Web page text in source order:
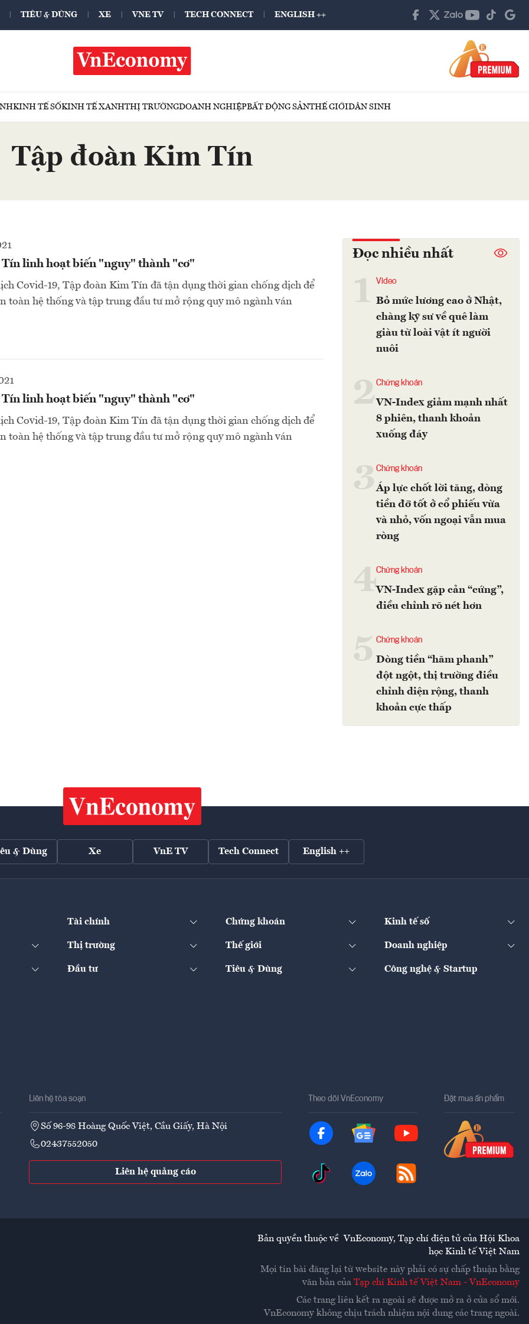
TIÊU & DÙNG XE VNE TV TECH CONNECT ENGLISH ++
KINH TẾ SỐKINH TẾ XANHTHỊ TRƯỜNGDOANH NGHIỆPBẤT ĐỘNG SẢNTHẾ GIỚIDÂN SINH
Tập đoàn Kim Tín
linh hoạt biến "nguy" thành "cơ"
Covid-19, Tập đoàn Kim Tín đã tận dụng thời gian chống dịch để
toàn hệ thống và tập trung đầu tư mở rộng quy mô ngành ván
linh hoạt biến "nguy" thành "cơ"
Covid-19, Tập đoàn Kim Tín đã tận dụng thời gian chống dịch để
toàn hệ thống và tập trung đầu tư mở rộng quy mô ngành ván
Đọc nhiều nhất
Video
Bỏ mức lương cao ở Nhật,
chàng kỹ sư về quê làm
giàu từ loài vật ít người
nuôi
2Chứng khoán
VN-Index giảm mạnh nhất
8 phiên, thanh khoản
xuống đáy
Chứng khoán
Áp lực chốt lời tăng, dòng
tiền đỡ tốt ở cổ phiếu vừa
và nhỏ, vốn ngoại vẫn mua
ròng
4Chứng khoán
VN-Index gặp cản “cứng”,
điều chỉnh rõ nét hơn
Chứng khoán
Dòng tiền “hãm phanh”
đột ngột, thị trường điều
chỉnh diện rộng, thanh
khoản cực thấp
& Dùng Xe VnE TV Tech Connect English ++
Tài chính Chứng khoán Kinh tế số
Thị trường Thế giới Doanh nghiệp
Đầu tư Tiêu & Dùng Công nghệ & Startup
Liên hệ tòa soạn
Số 96-98 Hoàng Quốc Việt, Cầu Giấy, Hà Nội
02437552050
Liên hệ quảng cáo
Theo dõi VnEconomy Đặt mua ấn phẩm
Bản quyền thuộc về VnEconomy, Tạp chí điện tử của Hội Khoa
học Kinh tế Việt Nam
Mọi tin bài đăng lại từ website này phải có sự chấp thuận bằng
văn bản của Tạp chí Kinh tế Việt Nam - VnEconomy
Các trang liên kết ra ngoài sẽ được mở ra ở cửa sổ mới.
VnEconomy không chịu trách nhiệm nội dung các trang ngoài.